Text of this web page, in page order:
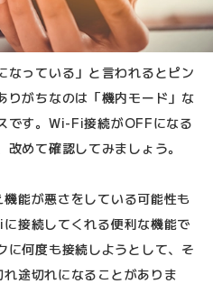
なっている」と言われるとピン
りがちなのは「機内モード」な
です。Wi-Fi接続がOFFになる
めて確認してみましょう。
能が悪さをしている可能性も
接続してくれる便利な機能で
に何度も接続しようとして、そ
途切れになることがありま